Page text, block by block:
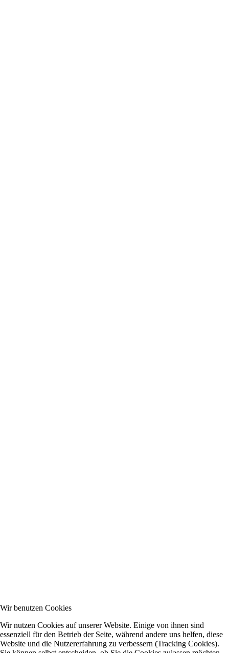
Wir benutzen Cookies
Wir nutzen Cookies auf unserer Website. Einige von ihnen sind
essenziell für den Betrieb der Seite, während andere uns helfen, diese
Website und die Nutzererfahrung zu verbessern (Tracking Cookies).